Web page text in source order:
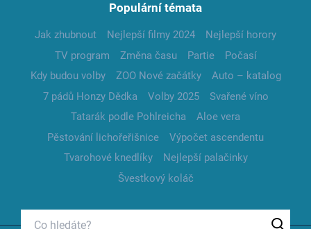
Populární témata
Jak zhubnout Nejlepší filmy 2024
Nejlepší horory
TV program
Změna času Partie
Počasí
Kdy budou volby
ZOO Nové začátky
Auto – katalog
7 pádů Honzy Dědka
Volby 2025
Svařené víno
Tatarák podle Pohlreicha
Aloe vera
Pěstování lichořeřišnice
Výpočet ascendentu
Tvarohové knedlíky
Nejlepší palačinky
Švestkový koláč